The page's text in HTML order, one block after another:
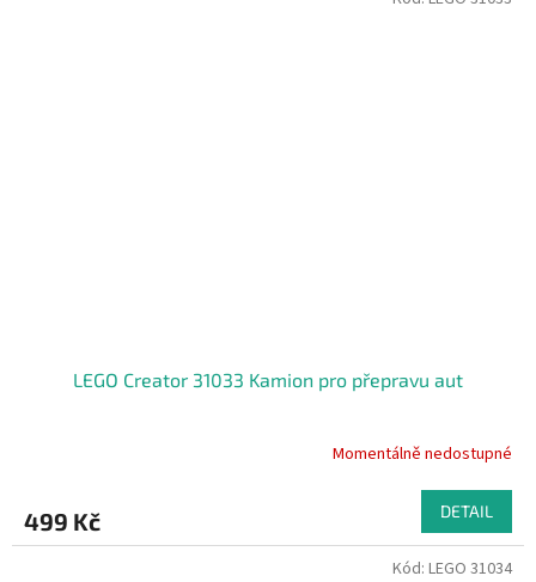
LEGO Creator 31033 Kamion pro přepravu aut
je
2,0
Momentálně nedostupné
499 Kč DETAIL
Kód: LEGO 31034